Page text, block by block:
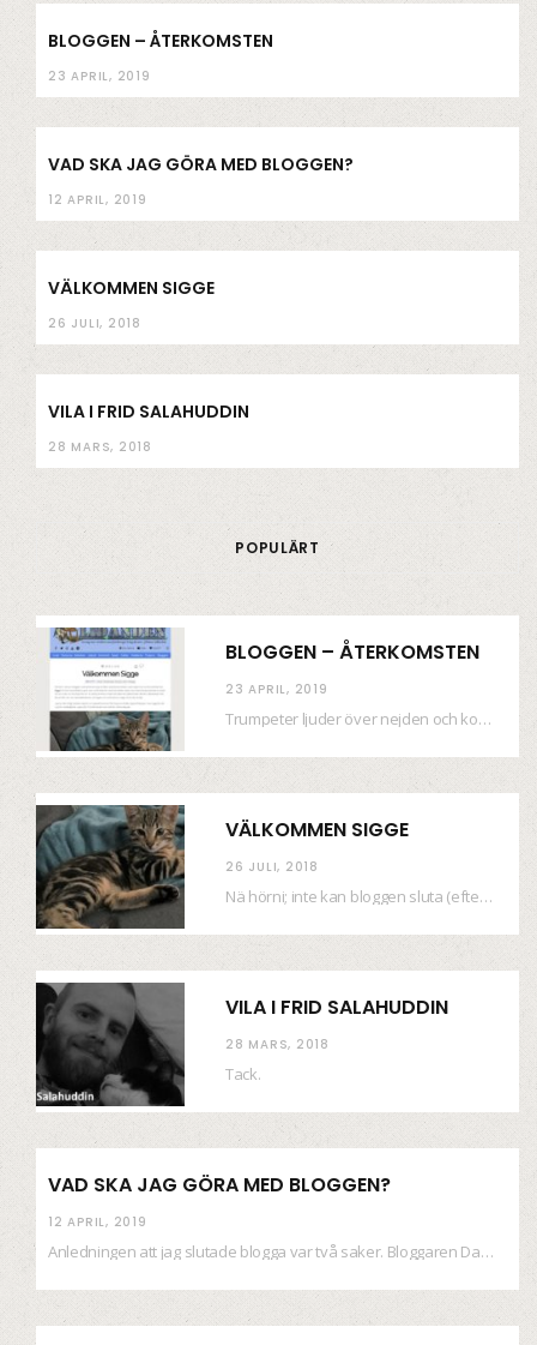
BLOGGEN – ÅTERKOMSTEN
23 APRIL, 2019
VAD SKA JAG GÖRA MED BLOGGEN?
12 APRIL, 2019
VÄLKOMMEN SIGGE
26 JULI, 2018
VILA I FRID SALAHUDDIN
28 MARS, 2018
POPULÄRT
BLOGGEN – ÅTERKOMSTEN
23 APRIL, 2019
Trumpeter ljuder över nejden och konfetti regnar längsmed husfasaderna – FREDEN ÄR HÄR! Eller ahem.…
VÄLKOMMEN SIGGE
26 JULI, 2018
Nä hörni; inte kan bloggen sluta (eftersom jag så sällan uppdaterar skiten) i sånt supermoll.…
VILA I FRID SALAHUDDIN
28 MARS, 2018
Tack.
VAD SKA JAG GÖRA MED BLOGGEN?
12 APRIL, 2019
Anledningen att jag slutade blogga var två saker. Bloggaren Daniel skrev ut checkar som personen…